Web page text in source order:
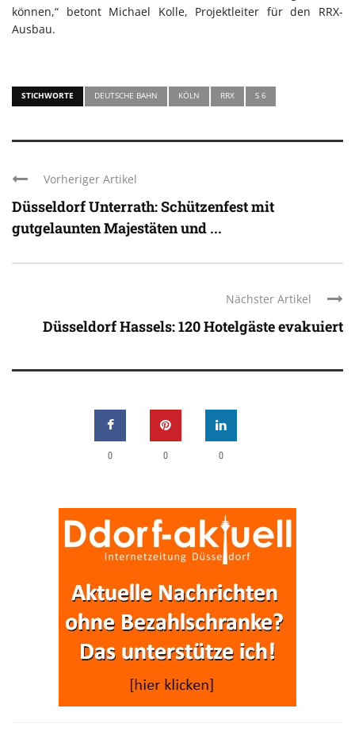
können,“ betont Michael Kolle, Projektleiter für den RRX-
Ausbau.
STICHWORTE DEUTSCHE BAHN KÖLN RRX S 6
Vorheriger Artikel
Düsseldorf Unterrath: Schützenfest mit
gutgelaunten Majestäten und ...
Nächster Artikel
Düsseldorf Hassels: 120 Hotelgäste evakuiert
0 0 0